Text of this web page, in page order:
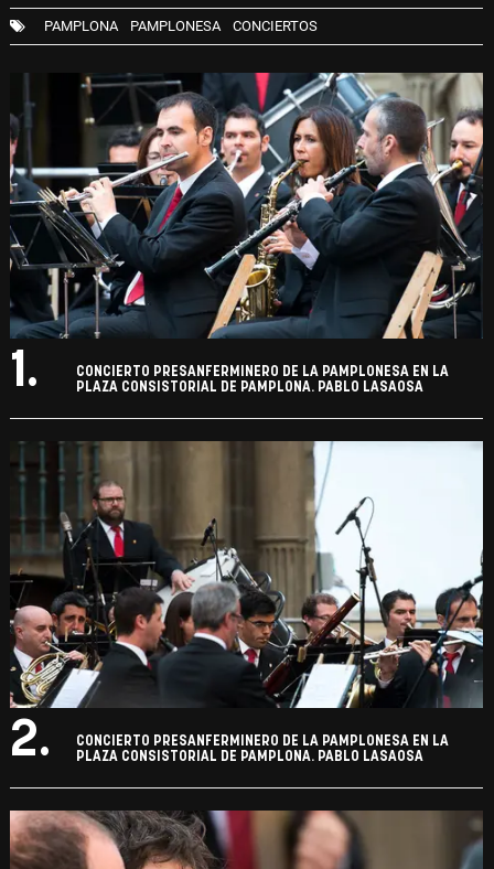
PAMPLONA PAMPLONESA CONCIERTOS
1.
CONCIERTO PRESANFERMINERO DE LA PAMPLONESA EN LA
PLAZA CONSISTORIAL DE PAMPLONA. PABLO LASAOSA
2.
CONCIERTO PRESANFERMINERO DE LA PAMPLONESA EN LA
PLAZA CONSISTORIAL DE PAMPLONA. PABLO LASAOSA